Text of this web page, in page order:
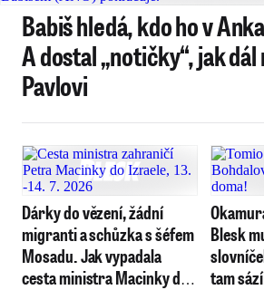
Babiš hledá, kdo ho v
A dostal „notičky“, jak
Pavlovi
Dárky do vězení, žádní
migranti a schůzka s šéfem
Mosadu. Jak vypadala
cesta ministra Macinky do
Blesk
tam